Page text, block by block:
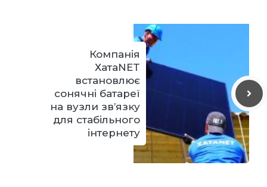
Компанія
ХатаNET
встановлює
сонячні батареї
на вузли зв’язку
для стабільного
інтернету